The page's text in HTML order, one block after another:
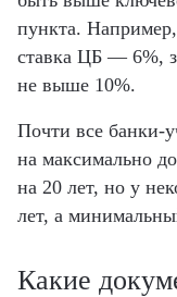
пункта.
ставка ЦБ — 6%,
не выше 10%.
Почти все банки-
на максимально
на 20 лет, но у
лет, а
Какие